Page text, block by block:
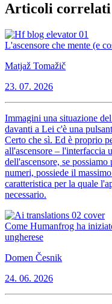
Articoli correlati
L'ascensore che mente (e
Matjaž Tomažič
23. 07. 2026
Immagini una situazione
davanti a Lei c'è una
Certo che sì. Ed è proprio
all'ascensore – l'interfaccia
dell'ascensore, se
numeri, possiede il
caratteristica per la quale
necessario.
Come Humanfrog ha
ungherese
Domen Česnik
24. 06. 2026